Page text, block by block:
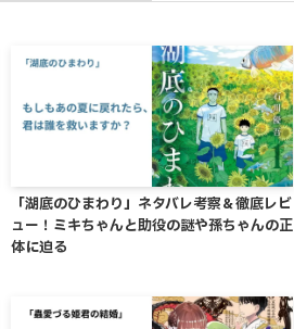
「湖底のひまわり」ネタバレ考察＆徹底レビ
ュー！ミキちゃんと助役の謎や孫ちゃんの正
体に迫る